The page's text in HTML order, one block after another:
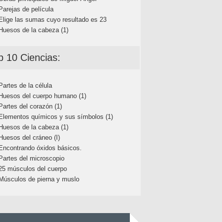
de película
las sumas cuyo resultado es 23
de la cabeza (1)
10 Ciencias:
de la célula
del cuerpo humano (1)
del corazón (1)
químicos y sus símbolos (1)
de la cabeza (1)
del cráneo (I)
óxidos básicos.
del microscopio
músculos del cuerpo
de pierna y muslo